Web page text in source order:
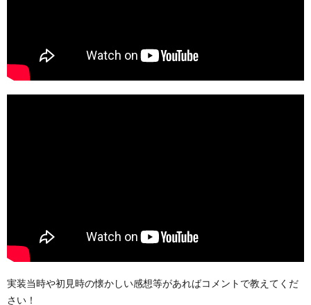
実装当時や初見時の懐かしい感想等があればコメントで教えてくだ
さい！